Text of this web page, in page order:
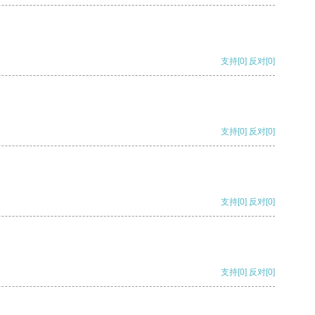
支持[0] 反对[0]
支持[0] 反对[0]
支持[0] 反对[0]
支持[0] 反对[0]